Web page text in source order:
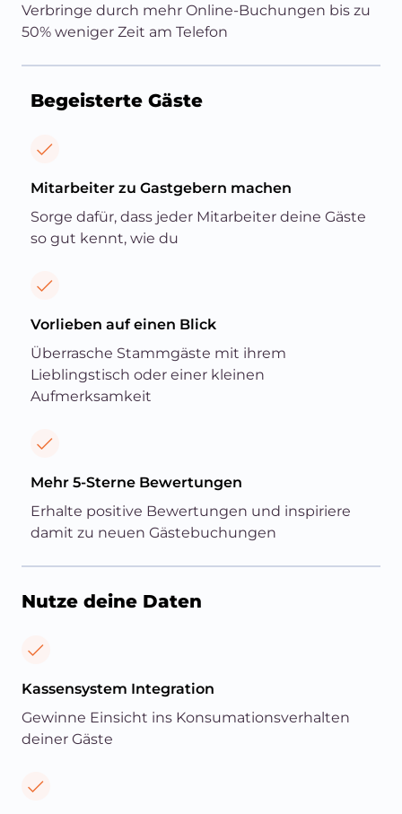
Verbringe durch mehr Online-Buchungen bis zu
50% weniger Zeit am Telefon
Begeisterte Gäste
Mitarbeiter zu Gastgebern machen
Sorge dafür, dass jeder Mitarbeiter deine Gäste
so gut kennt, wie du
Vorlieben auf einen Blick
Überrasche Stammgäste mit ihrem
Lieblingstisch oder einer kleinen
Aufmerksamkeit
Mehr 5-Sterne Bewertungen
Erhalte positive Bewertungen und inspiriere
damit zu neuen Gästebuchungen
Nutze deine Daten
Kassensystem Integration
Gewinne Einsicht ins Konsumationsverhalten
deiner Gäste